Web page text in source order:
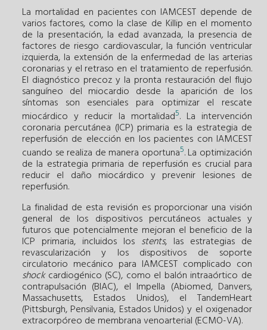
La mortalidad en pacientes con IAMCEST depende de
varios factores, como la clase de Killip en el momento
de la presentación, la edad avanzada, la presencia de
factores de riesgo cardiovascular, la función ventricular
izquierda, la extensión de la enfermedad de las arterias
coronarias y el retraso en el tratamiento de reperfusión.
El diagnóstico precoz y la pronta restauración del flujo
sanguíneo del miocardio desde la aparición de los
síntomas son esenciales para optimizar el rescate
miocárdico y reducir la mortalidad5. La intervención
coronaria percutánea (ICP) primaria es la estrategia de
reperfusión de elección en los pacientes con IAMCEST
cuando se realiza de manera oportuna5. La optimización
de la estrategia primaria de reperfusión es crucial para
reducir el daño miocárdico y prevenir lesiones de
reperfusión.
La finalidad de esta revisión es proporcionar una visión
general de los dispositivos percutáneos actuales y
futuros que potencialmente mejoran el beneficio de la
ICP primaria, incluidos los stents, las estrategias de
revascularización y los dispositivos de soporte
circulatorio mecánico para IAMCEST complicado con
shockcardiogénico (SC), como el balón intraaórtico de
contrapulsación (BIAC), el Impella (Abiomed, Danvers,
Massachusetts, Estados Unidos), el TandemHeart
(Pittsburgh, Pensilvania, Estados Unidos) y el oxigenador
extracorpóreo de membrana venoarterial (ECMO-VA).